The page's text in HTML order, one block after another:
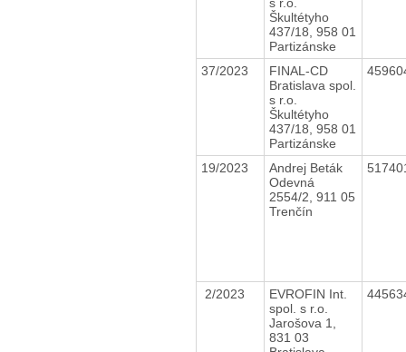
Škultétyho
437/18, 958 01
Partizánske
37/2023
FINAL-CD
Bratislava spol.
s r.o.
Škultétyho
437/18, 958 01
Partizánske
19/2023
Andrej Beták
Odevná
2554/2, 911 05
Trenčín
2/2023
EVROFIN Int.
spol. s r.o.
Jarošova 1,
831 03